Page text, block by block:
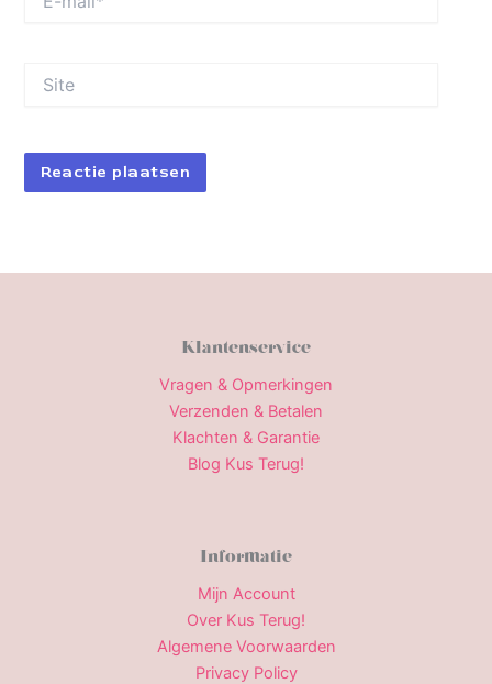
mail*
Klantenservice
Vragen & Opmerkingen
Verzenden & Betalen
Klachten & Garantie
Blog Kus Terug!
Informatie
Mijn Account
Over Kus Terug!
Algemene Voorwaarden
Privacy Policy